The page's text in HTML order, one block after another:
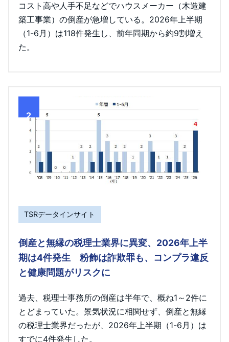
コスト高や人手不足などでハウスメーカー（木造建
築工事業）の倒産が急増している。2026年上半期
（1-6月）は118件発生し、前年同期から約9割増え
た。
2
TSRデータインサイト
倒産と無縁の税理士業界に異変、2026年上半
期は4件発生 粉飾は詐欺罪も、コンプラ違反
と健康問題がリスクに
過去、税理士事務所の倒産は半年で、概ね1～2件に
とどまっていた。景気状況に相関せず、倒産と無縁
の税理士業界だったが、2026年上半期（1-6月）は
すでに4件発生した。